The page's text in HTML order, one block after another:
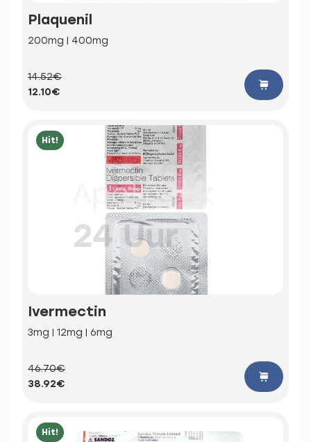
Plaquenil
200mg | 400mg
14.52€
12.10€
Hit!
Ivermectin
3mg | 12mg | 6mg
46.70€
38.92€
Hit!